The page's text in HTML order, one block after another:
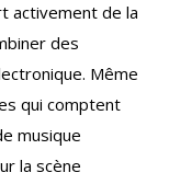
activement de la
des
Même
qui comptent
musique
la scène